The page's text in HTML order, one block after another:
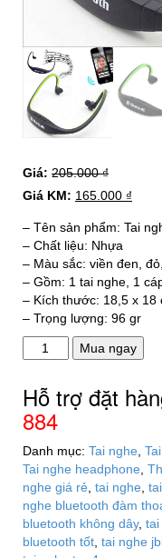
Giá: 205.000₫
Giá KM: 165.000 ₫
– Tên sản phẩm: Tai
– Chất liệu: Nhựa
– Màu sắc: viền đen,
– Gồm: 1 tai nghe, 1
– Kích thước: 18,5 x 18
– Trọng lượng: 96 gr
nghe
thể
thao
S9
số
lượng
Mua ngay
Hỗ trợ đặt
884
Danh mục: Tai nghe
Tai nghe headphone
nghe giá rẻ tai nghe
nghe bluetooth đàm
bluetooth không dây, tai
bluetooth tốt tai nghe